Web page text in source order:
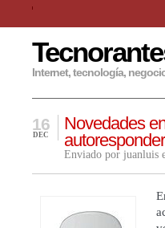
Internet, tecnología,
Novedades
autoresponder
16
DEC
Enviado por juanluis